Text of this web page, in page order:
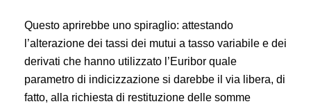
Questo aprirebbe uno spiraglio: attestando
l’alterazione dei tassi dei mutui a tasso variabile e dei
derivati che hanno utilizzato l’Euribor quale
parametro di indicizzazione si darebbe il via libera, di
fatto, alla richiesta di restituzione delle somme